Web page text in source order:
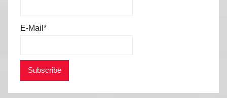
m
E-Mail*